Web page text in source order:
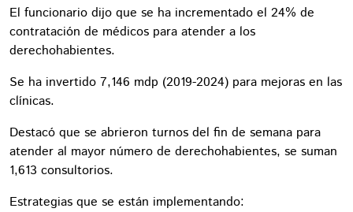
El funcionario dijo que se ha incrementado el 24% de
contratación de médicos para atender a los
derechohabientes.
Se ha invertido 7,146 mdp (2019-2024) para mejoras en las
clínicas.
Destacó que se abrieron turnos del fin de semana para
atender al mayor número de derechohabientes, se suman
1,613 consultorios.
Estrategias que se están implementando: